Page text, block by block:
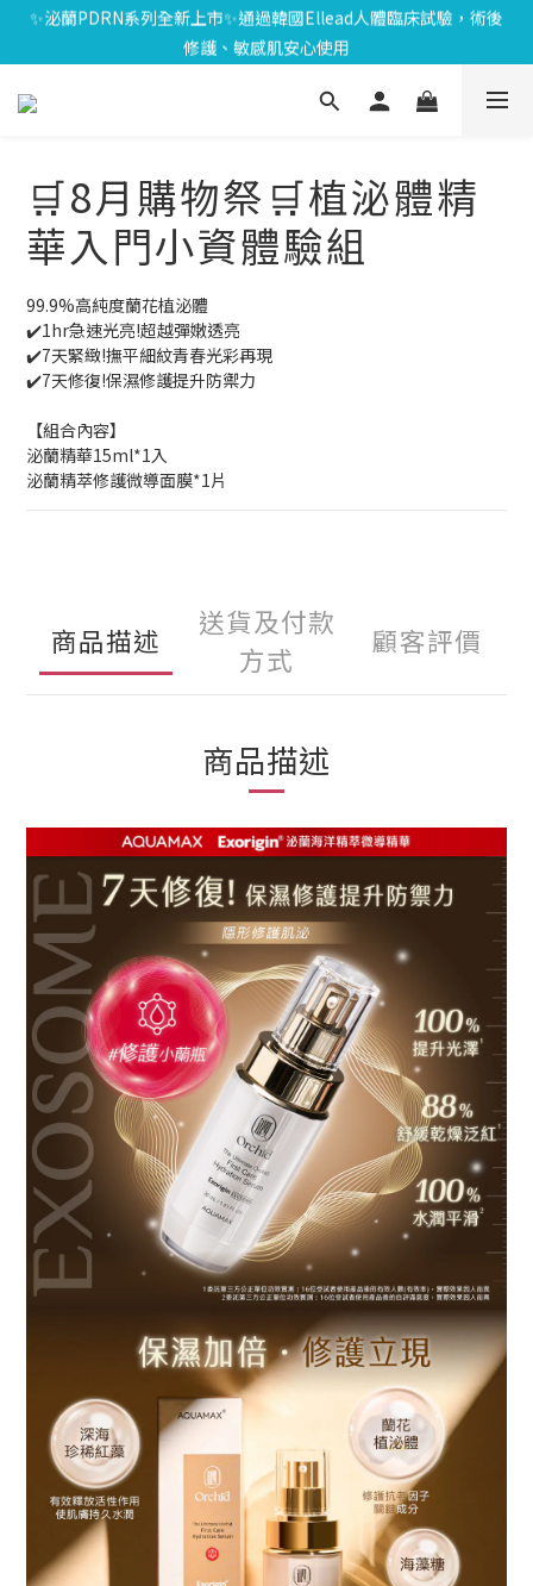
⏰8/01-8/18限定⏰下單送泌雪平衡面膜,滿$1000送緊緻Q彈組,滿
$1799再享Uber點數$200
✨泌蘭PDRN系列全新上市✨通過韓國Ellead人體臨床試驗，術後
修護、敏感肌安心使用
點可折抵1元；生日再送生日禮金
$1799再享Uber點數$200
🛒8月購物祭🛒植泌體精
華入門小資體驗組
99.9%高純度蘭花植泌體
✔️1hr急速光亮!超越彈嫩透亮
✔️7天緊緻!撫平細紋青春光彩再現
✔️7天修復!保濕修護提升防禦力
【組合內容】
泌蘭精華15ml*1入
泌蘭精萃修護微導面膜*1片
商品描述
送貨及付款
方式
顧客評價
商品描述